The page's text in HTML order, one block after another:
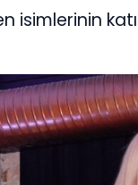
isimlerinin